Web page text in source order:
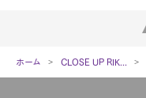
ホーム CLOSE UP RIK...